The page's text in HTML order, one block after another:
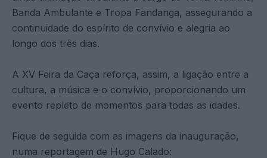
Banda Ambulante e Tropa Fandanga, assegurando a
continuidade do espírito de convívio e alegria ao
longo dos três dias.
A XV Feira da Caça reforça, assim, a ligação entre a
cultura, a música e o convívio, proporcionando um
evento repleto de momentos para todas as idades.
Fique de seguida com as imagens da inauguração,
numa reportagem de Hugo Calado: